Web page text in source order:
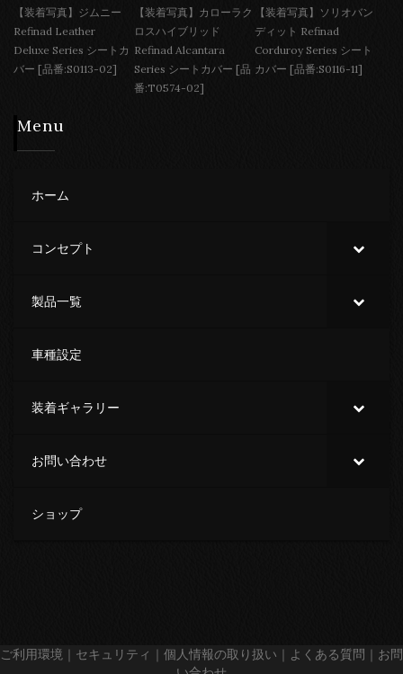
【装着写真】ジムニー
Refinad Leather
Deluxe Series シートカ
バー [品番:S0113-02]
【装着写真】カローラク
ロスハイブリッド
Refinad Alcantara
Series シートカバー [品
番:T0574-02]
【装着写真】ソリオバン
ディット Refinad
Corduroy Series シート
カバー [品番:S0116-11]
Menu
ホーム
コンセプト
製品一覧
車種設定
装着ギャラリー
お問い合わせ
ショップ
ご利用環境 セキュリティ 個人情報の取り扱い よくある質問
お問